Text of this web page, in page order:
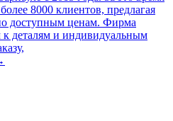
8000 клиентов, предлагая
доступным ценам. Фирма
к деталям и индивидуальным